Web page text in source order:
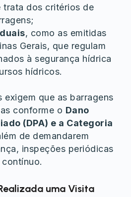
trata dos critérios de
, como as emitidas
Gerais, que regulam
à segurança hídrica
hídricos.
exigem que as barragens
conforme o Dano
(DPA) e a Categoria
de demandarem
inspeções periódicas
uma Visita